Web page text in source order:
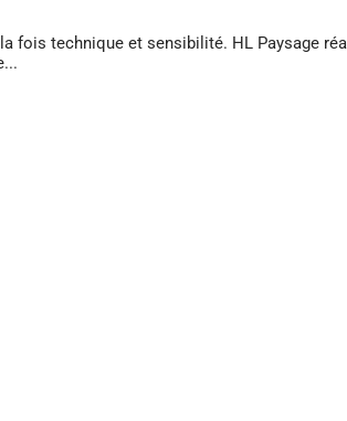
fois technique et sensibilité. HL Paysage